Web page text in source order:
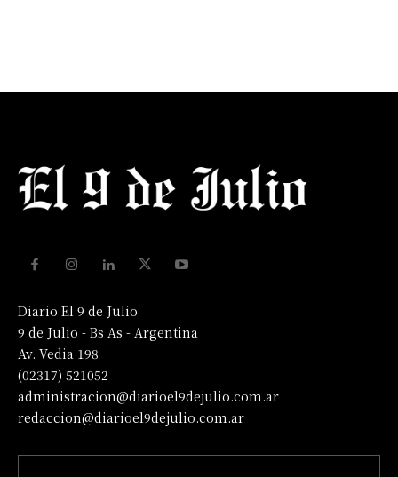
Diario El 9 de Julio
9 de Julio - Bs As - Argentina
Av. Vedia 198
(02317) 521052
administracion@diarioel9dejulio.com.ar
redaccion@diarioel9dejulio.com.ar